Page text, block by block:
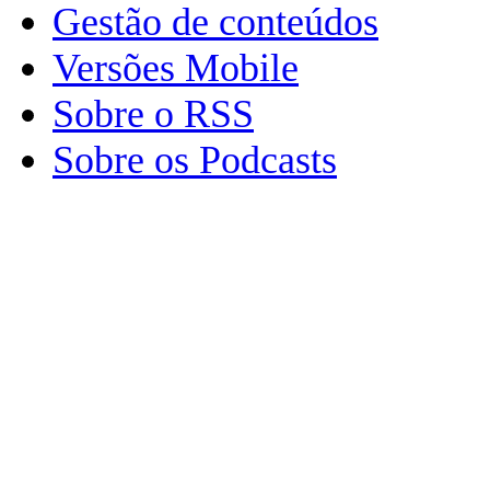
Gestão de conteúdos
Versões Mobile
Sobre o RSS
Sobre os Podcasts